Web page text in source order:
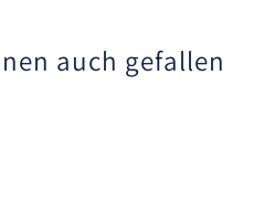
auch gefallen